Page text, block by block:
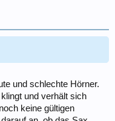
und schlechte Hörner.
und verhält sich
keine gültigen